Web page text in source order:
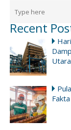
Recent